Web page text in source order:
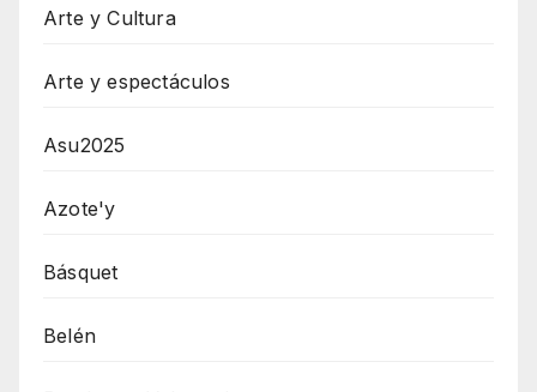
Arte y Cultura
Arte y espectáculos
Asu2025
Azote'y
Básquet
Belén